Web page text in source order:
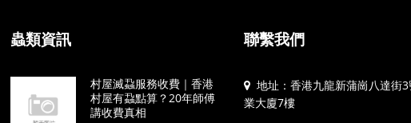
蟲類資訊
村屋滅蝨服務收費｜香港
村屋有蝨點算？20年師傅
講收費真相
聯繫我們
地址：香港九龍新蒲崗八達街
業大廈7樓